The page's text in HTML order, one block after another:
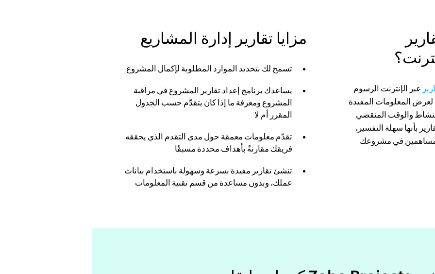
عبر الإنترنت الرسوم
لعرض المعلومات المفيدة
والوقت المنقضي
بأنها سهلة التفسير،
المساهمين في مشروعك
مزايا تقارير إدارة المشاريع
تسمح لك بتحديد الموارد المطلوبة لإكمال المشروع
يساعدك برنامج إعداد تقارير المشروع في مراقبة
المشروع ومعرفة ما إذا كان يتقدّم حسب الجدول
المقرر أم لا
تقدّم معلومات معمقة حول مدى التقدم الذي يحققه
فريقك مقارنةً بأهداف محددة مسبقًا
تنشئ تقارير مفيدة بسرعة وسهولة باستخدام بيانات
عملك، وبدون مساعدة من قسم تقنية المعلومات